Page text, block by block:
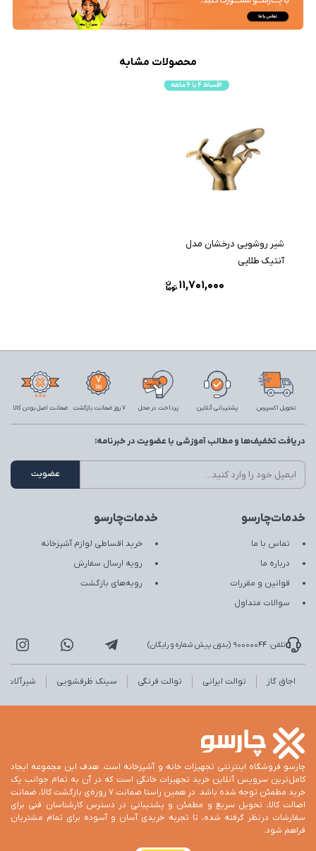
محصولات مشابه
شیر روشویی درخشان مدل
آنتیک طلایی
11,701,000
تحویل اکسپرس پشتیبانی آنلاین پرداخت در محل 7 روز ضمانت بازگشت ضمانت اصل بودن کالا
خدمات‌چارسو
تماس با ما
درباره ما
قوانین و مقررات
سوالات متداول
خدمات‌چارسو
خرید اقساطی لوازم آشپزخانه
رویه ارسال سفارش
رویه‌های بازگشت
دریافت تخفیف‌ها و مطالب آموزشی با عضویت در خبرنامه:
تلفن: 90000044 (بدون پیش شماره و رایگان)
اجاق گاز توالت ایرانی توالت فرنگی سینک ظرفشویی شیرآلات
چارسو فروشگاه اینترنتی تجهیزات خانه و آشپزخانه است. هدف این مجموعه ایجاد
کامل‌ترین سرویس آنلاین خرید تجهیزات خانگی است که در آن به تمام جوانب یک
خرید مطمئن توجه شده باشد. در همین راستا ضمانت 7 روزه‌ی بازگشت کالا، ضمانت
اصالت کالا، تحویل سریع و مطمئن و پشتیبانی در دسترس کارشناسان فنی برای
سفارشات درنظر گرفته شده، تا تجربه خریدی آسان و آسوده برای تمام مشتریان
فراهم شود.